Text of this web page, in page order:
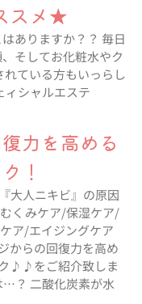
スメ★
ありますか？？ 毎日
そしてお化粧水やク
ている方もいっらし
シャルエステ
力を高める
！
大人ニキビ』の原因
くみケア/保湿ケア/
ア/エイジングケア
からの回復力を高め
♪♪をご紹介致しま
…？ 二酸化炭素が水